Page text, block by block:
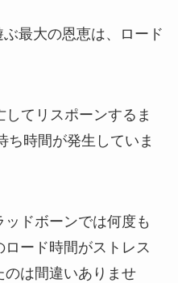
最大の恩恵は、ロード
てリスポーンするま
ち時間が発生していま
ドボーンでは何度も
ード時間がストレス
は間違いありませ